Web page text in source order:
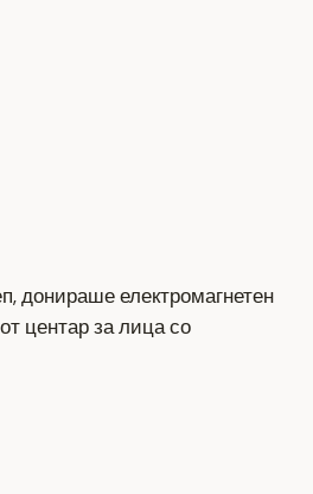
донираше електромагнетен
центар за лица со